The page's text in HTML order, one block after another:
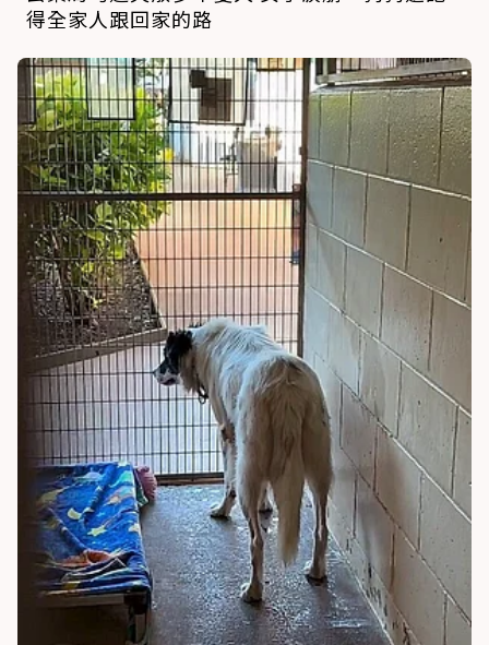
得全家人跟回家的路